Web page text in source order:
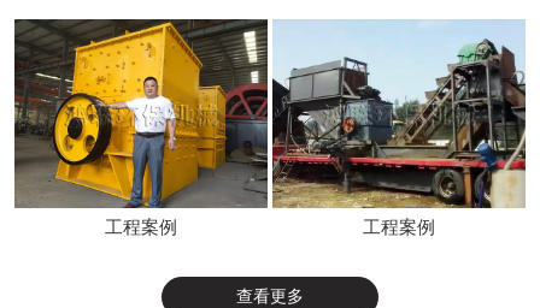
工程案例 工程案例
查看更多